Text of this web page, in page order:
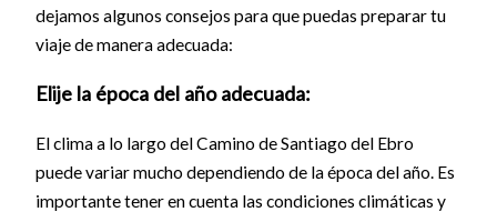
dejamos algunos consejos para que puedas preparar tu
viaje de manera adecuada:
Elije la época del año adecuada:
El clima a lo largo del Camino de Santiago del Ebro
puede variar mucho dependiendo de la época del año. Es
importante tener en cuenta las condiciones climáticas y